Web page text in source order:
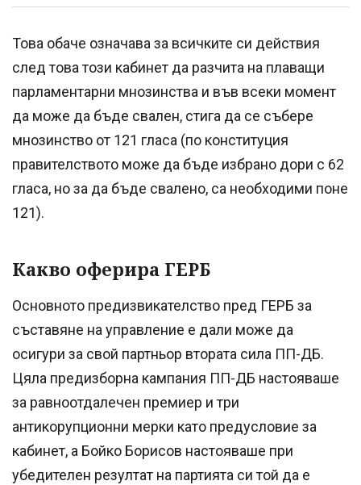
Това обаче означава за всичките си действия
след това този кабинет да разчита на плаващи
парламентарни мнозинства и във всеки момент
да може да бъде свален, стига да се събере
мнозинство от 121 гласа (по конституция
правителството може да бъде избрано дори с 62
гласа, но за да бъде свалено, са необходими поне
121).
Какво оферира ГЕРБ
Основното предизвикателство пред ГЕРБ за
съставяне на управление е дали може да
осигури за свой партньор втората сила ПП-ДБ.
Цяла предизборна кампания ПП-ДБ настояваше
за равноотдалечен премиер и три
антикорупционни мерки като предусловие за
кабинет, а Бойко Борисов настояваше при
убедителен резултат на партията си той да е